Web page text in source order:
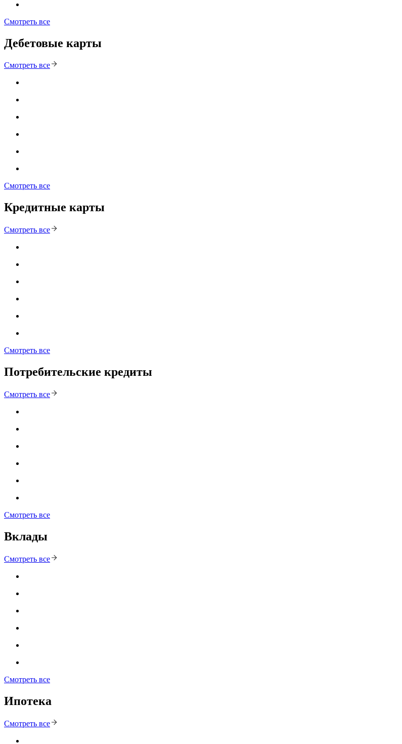
Смотреть все
Дебетовые карты
Смотреть все
Смотреть все
Кредитные карты
Смотреть все
Смотреть все
Потребительские кредиты
Смотреть все
Смотреть все
Вклады
Смотреть все
Смотреть все
Ипотека
Смотреть все